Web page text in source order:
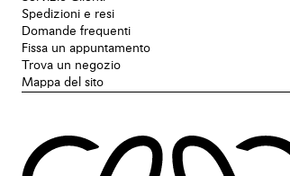
Spedizioni e resi
Domande frequenti
Fissa un appuntamento
Trova un negozio
Mappa del sito